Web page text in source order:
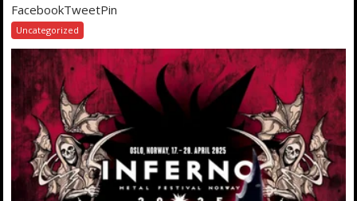
FacebookTweetPin
Uncategorized